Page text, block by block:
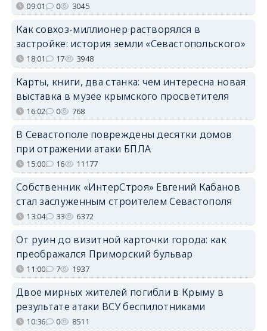
09:01 0 3045
Как совхоз-миллионер растворялся в
застройке: история земли «Севастопольского»
18:01 17 3948
Карты, книги, два станка: чем интересна новая
выставка в музее крымского просветителя
16:02 0 768
В Севастополе повреждены десятки домов
при отражении атаки БПЛА
15:00 16 11177
Собственник «ИнтерСтроя» Евгений Кабанов
стал заслуженным строителем Севастополя
13:04 33 6372
От руин до визитной карточки города: как
преображался Приморский бульвар
11:00 7 1937
Двое мирных жителей погибли в Крыму в
результате атаки ВСУ беспилотниками
10:36 0 8511